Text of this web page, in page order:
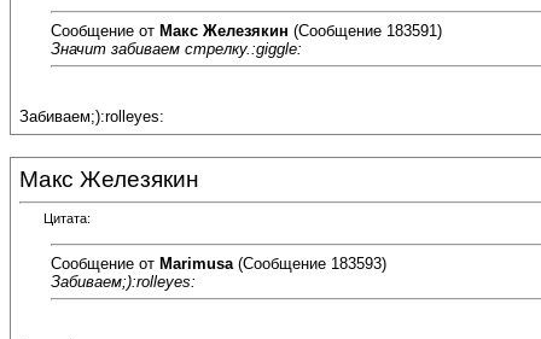
Сообщение от Макс Железякин (Сообщение 183591)
Значит забиваем стрелку.:giggle:
Забиваем;):rolleyes:
Макс Железякин
Цитата:
Сообщение от Marimusa (Сообщение 183593)
Забиваем;):rolleyes: